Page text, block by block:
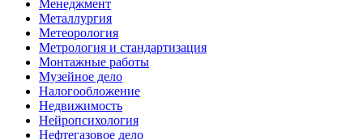
Менеджмент
Металлургия
Метеорология
Метрология и стандартизация
Монтажные работы
Музейное дело
Налогообложение
Недвижимость
Нейропсихология
Нефтегазовое дело